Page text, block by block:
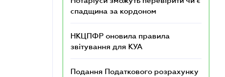
спадщина за кордоном
НКЦПФР оновила правила
звітування для КУА
Подання Податкового розрахунку